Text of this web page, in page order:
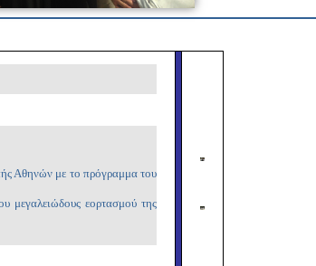
Αθηνών με το πρόγραμμα του
μεγαλειώδους εορτασμού της